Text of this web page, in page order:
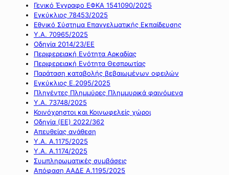
Γενικό Έγγραφο ΕΦΚΑ 1541090/2025
Εγκύκλιος 78453/2025
Εθνικό Σύστημα Επαγγελματικής Εκπαίδευσης
Υ.Α. 70965/2025
Οδηγία 2014/23/ΕΕ
Περιφερειακή Ενότητα Αρκαδίας
Περιφερειακή Ενότητα Θεσπρωτίας
Παράταση καταβολής βεβαιωμένων οφειλών
Εγκύκλιος Ε.2095/2025
Πληγέντες Πλημμύρες Πλημμυρικά φαινόμενα
Υ.Α. 73748/2025
Κοινόχρηστοι και Κοινωφελείς χώροι
Οδηγία (ΕΕ) 2022/362
Απευθείας ανάθεση
Υ.Α. Α.1175/2025
Υ.Α. Α.1174/2025
Συμπληρωματικές συμβάσεις
Απόφαση ΑΑΔΕ Α.1195/2025